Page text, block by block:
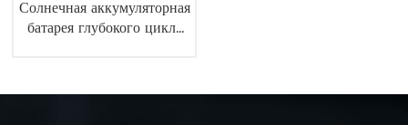
Солнечная аккумуляторная
батарея глубокого цикла